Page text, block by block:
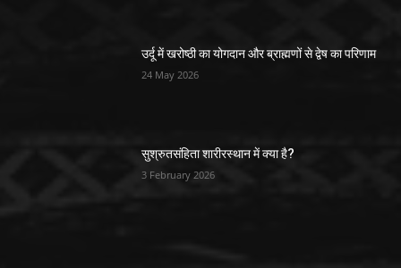
उर्दू में खरोष्ठी का योगदान और ब्राह्मणों से द्वेष का परिणाम
24 May 2026
सुश्रुतसंहिता शारीरस्थान में क्या है?
3 February 2026